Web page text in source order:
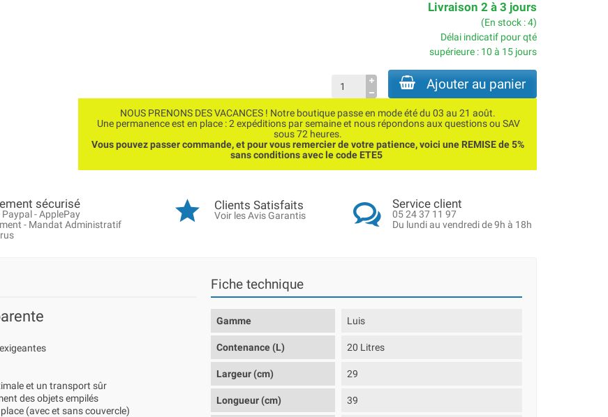
Livraison 2 à 3 jours
(En stock : 4)
Délai indicatif pour qté
supérieure : 10 à 15 jours
Ajouter au panier
NOUS PRENONS DES VACANCES ! Notre boutique passe en mode été du 03 au 21 août.
Une permanence est en place : 2 expéditions par semaine et nous répondons aux questions ou SAV
sous 72 heures.
Vous pouvez passer commande, et pour vous remercier de votre patience, voici une REMISE de 5%
sans conditions avec le code ETE5
sécurisé
Paypal - ApplePay
- Mandat Administratif
Clients Satisfaits
Voir les Avis Garantis
Service client
05 24 37 11 97
Du lundi au vendredi de 9h à 18h
et un transport sûr
des objets empilés
(avec et sans couvercle)
Fiche technique
Gamme Luis
Contenance (L) 20 Litres
Largeur (cm) 29
Longueur (cm) 39